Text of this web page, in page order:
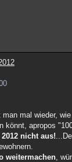
mal wieder,
könnt, apropos
nicht aus!
weitermachen,